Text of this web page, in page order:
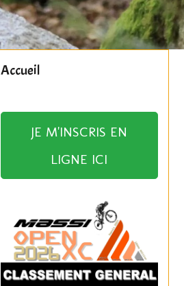
Accueil
JE M'INSCRIS EN
LIGNE ICI